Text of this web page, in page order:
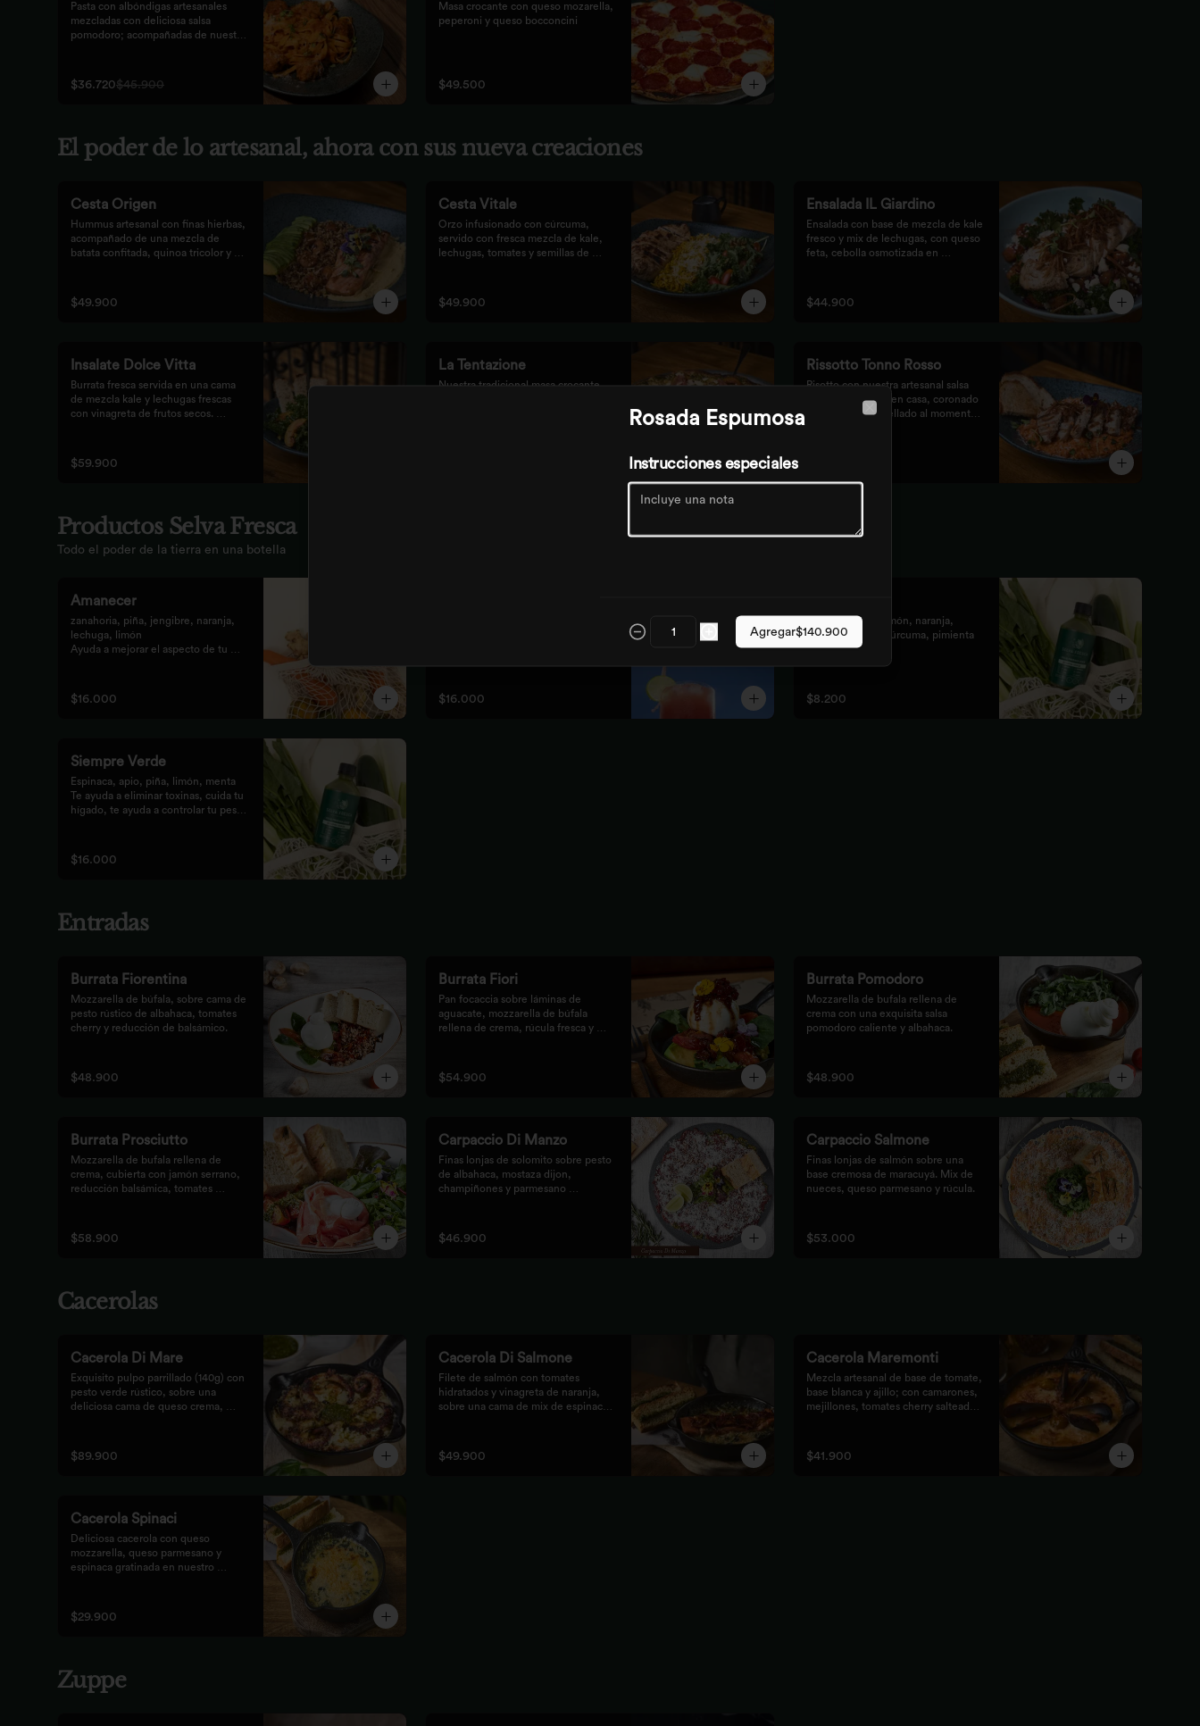
Pasta con albóndigas artesanales
mezcladas con deliciosa salsa
pomodoro; acompañadas de nuestro
$36.720$45.900
Masa crocante con queso mozarella,
peperoni y queso bocconcini
$49.500
El poder de lo artesanal, ahora con sus nueva creaciones
Cesta Origen
Hummus artesanal con finas hierbas,
acompañado de una mezcla de
batata confitada, quinoa tricolor y
proteína favorita.
$49.900
Cesta Vitale
Orzo infusionado con cúrcuma,
servido con fresca mezcla de kale,
lechugas, tomates y semillas de
favorita.
$49.900
Ensalada IL Giardino
Ensalada con base de mezcla de kale
fresco y mix de lechugas, con queso
feta, cebolla osmotizada en
Acompañada de nuestro jugoso
Pollo Romero y finalizada con cipolla
$44.900
Insalate Dolce Vitta
Burrata fresca servida en una cama
de mezcla kale y lechugas frescas
con vinagreta de frutos secos.
secos, finalizada con bastones de
pan de masa madre al grill.
$59.900
La Tentazione
Nuestra tradicional masa crocante
Rissotto Tonno Rosso
Risotto con nuestra artesanal salsa
pomodoro hecha en casa, coronado
con atún fresco sellado al momento,
Productos Selva Fresca
Todo el poder de la tierra en una botella
Amanecer
zanahoria, piña, jengibre, naranja,
lechuga, limón
Ayuda a mejorar el aspecto de tu
antioxidante para tus celular
$16.000 $16.000
Jengibre, piña, limón, naranja,
pimienta negra, cúrcuma, pimienta
cayena
energía, reduce el malestar y la
inflamación del organismo.
$8.200
Siempre Verde
Espinaca, apio, piña, limón, menta
Te ayuda a eliminar toxinas, cuida tu
hígado, te ayuda a controlar tu peso
$16.000
Entradas
Burrata Fiorentina
Mozzarella de búfala, sobre cama de
pesto rústico de albahaca, tomates
cherry y reducción de balsámico.
$48.900
Burrata Fiori
Pan focaccia sobre láminas de
aguacate, mozzarella de búfala
rellena de crema, rúcula fresca y
$54.900
Burrata Pomodoro
Mozzarella de bufala rellena de
crema con una exquisita salsa
pomodoro caliente y albahaca.
$48.900
Burrata Prosciutto
Mozzarella de bufala rellena de
crema, cubierta con jamón serrano,
reducción balsámica, tomates
focaccia.
$58.900
Carpaccio Di Manzo
Finas lonjas de solomito sobre pesto
de albahaca, mostaza dijon,
champiñones y parmesano
frutos secos.
$46.900
Carpaccio Salmone
Finas lonjas de salmón sobre una
base cremosa de maracuyá. Mix de
nueces, queso parmesano y rúcula.
$53.000
Cacerolas
Cacerola Di Mare
Exquisito pulpo parrillado (140g) con
pesto verde rústico, sobre una
deliciosa cama de queso crema,
acompañado de pan focaccia.
$89.900
Cacerola Di Salmone
Filete de salmón con tomates
hidratados y vinagreta de naranja,
sobre una cama de mix de espinaca
rústico.
$49.900
Cacerola Maremonti
Mezcla artesanal de base de tomate,
base blanca y ajillo; con camarones,
mejillones, tomates cherry salteados
tostones de pan focaccia con pesto
verde rústico.
$41.900
Cacerola Spinaci
Deliciosa cacerola con queso
mozzarella, queso parmesano y
espinaca gratinada en nuestro
$29.900
Zuppe
Rosada Espumosa
Instrucciones especiales
Agregar$140.900